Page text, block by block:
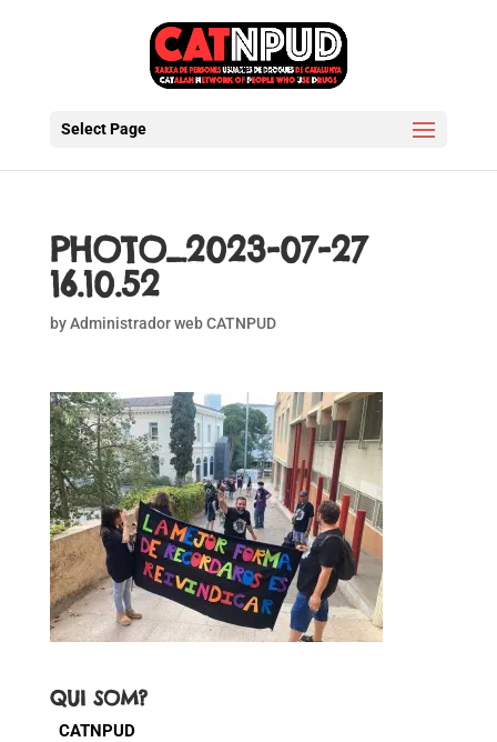
Select Page
PHOTO_2023-07-27
16.10.52
byAdministrador web CATNPUD
QUI SOM?
CATNPUD